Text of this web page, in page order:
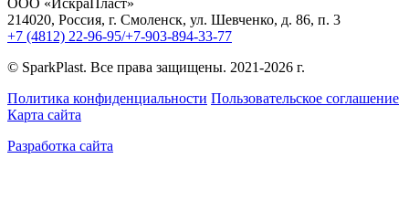
214020, Россия, г. Смоленск, ул. Шевченко, д. 86, п. 3
+7 (4812) 22-96-95/+7-903-894-33-77
© SparkPlast. Все права защищены. 2021-2026 г.
Политика конфиденциальности Пользовательское соглашение
Карта сайта
Разработка сайта